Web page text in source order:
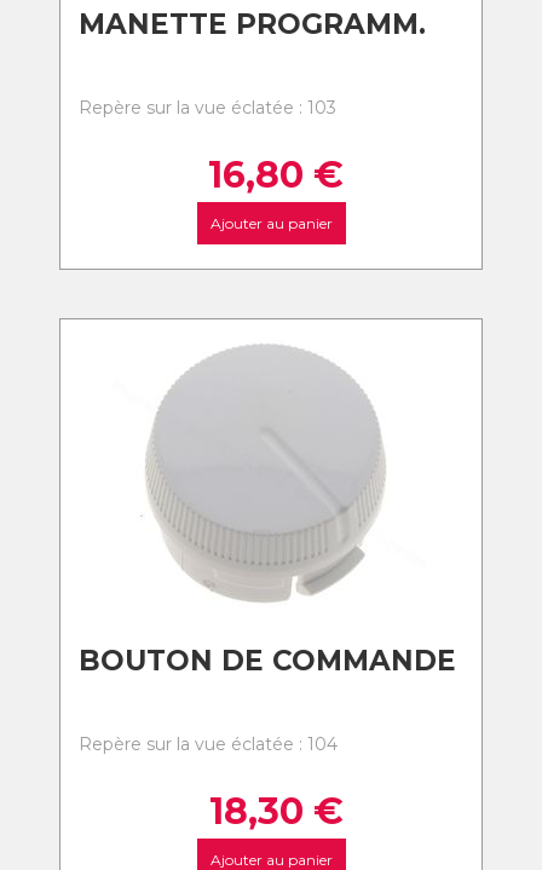
MANETTE PROGRAMM.
Repère sur la vue éclatée : 103
16,80 €
Ajouter au panier
BOUTON DE COMMANDE
Repère sur la vue éclatée : 104
18,30 €
Ajouter au panier